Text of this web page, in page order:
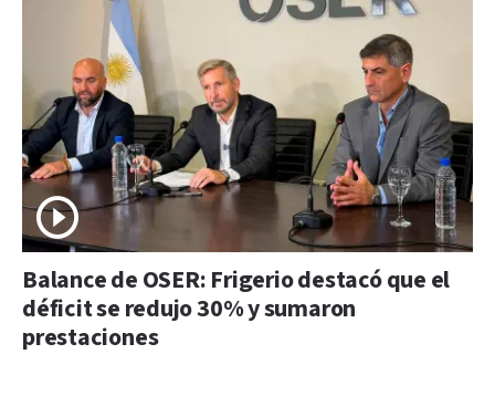
Balance de OSER: Frigerio destacó que el
déficit se redujo 30% y sumaron
prestaciones